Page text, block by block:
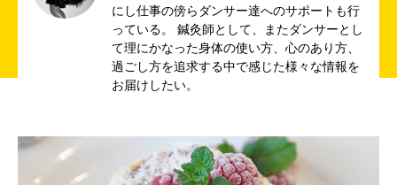
にし仕事の傍らダンサー達へのサポートも行
っている。 鍼灸師として、またダンサーとし
て理にかなった身体の使い方、心のあり方、
過ごし方を追求する中で感じた様々な情報を
お届けしたい。